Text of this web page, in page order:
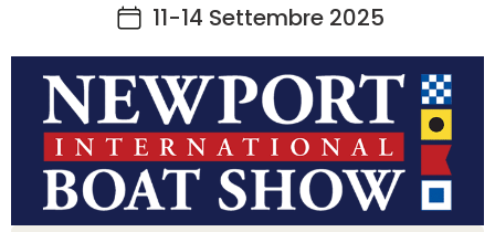
11-14 Settembre 2025